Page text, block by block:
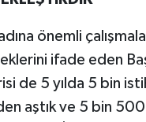
önemli
ifade eden
de 5 yılda 5 bin
aştık ve 5 bin